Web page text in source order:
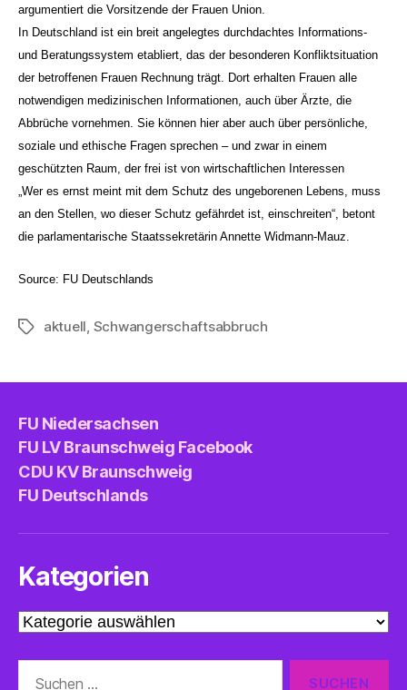
argumentiert die Vorsitzende der Frauen Union.
In Deutschland ist ein breit angelegtes durchdachtes Informations-
und Beratungssystem etabliert, das der besonderen Konfliktsituation
der betroffenen Frauen Rechnung trägt. Dort erhalten Frauen alle
notwendigen medizinischen Informationen, auch über Ärzte, die
Abbrüche vornehmen. Sie können hier aber auch über persönliche,
soziale und ethische Fragen sprechen – und zwar in einem
geschützten Raum, der frei ist von wirtschaftlichen Interessen
„Wer es ernst meint mit dem Schutz des ungeborenen Lebens, muss
an den Stellen, wo dieser Schutz gefährdet ist, einschreiten“, betont
die parlamentarische Staatssekretärin Annette Widmann-Mauz.
Source: FU Deutschlands
Schlagwörter
aktuell, Schwangerschaftsabbruch
FU Niedersachsen
FU LV Braunschweig Facebook
CDU KV Braunschweig
FU Deutschlands
Kategorien
Kategorien